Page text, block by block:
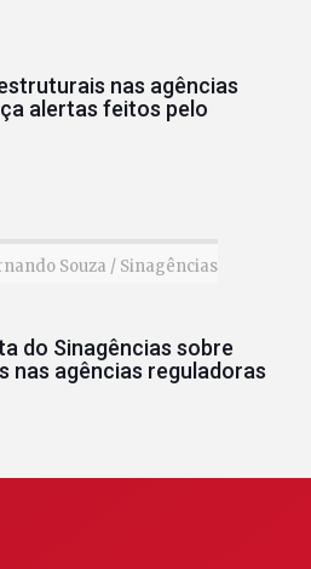
nas agências
alertas feitos pelo
Souza / Sinagências
do Sinagências sobre
nas agências reguladoras